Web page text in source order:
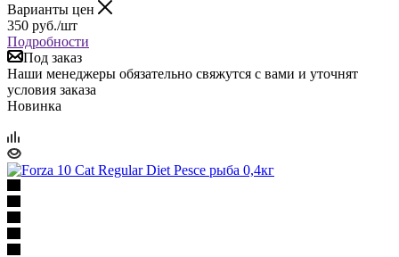
Варианты цен
350 руб./шт
Подробности
Под заказ
Наши менеджеры обязательно свяжутся с вами и уточнят
условия заказа
Новинка